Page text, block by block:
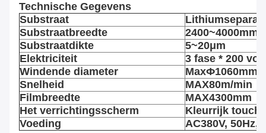
Technische Gegevens
Substraat
Substraatbreedte
2400~4000mm
Substraatdikte
5~20μm
Elektriciteit
3 fase * 200
Windende diameter
MaxФ1060mm
Snelheid
MAX80m/min
Filmbreedte
MAX4300mm
Het verrichtingsscherm
Kleurrijk touch
Voeding
AC380V,